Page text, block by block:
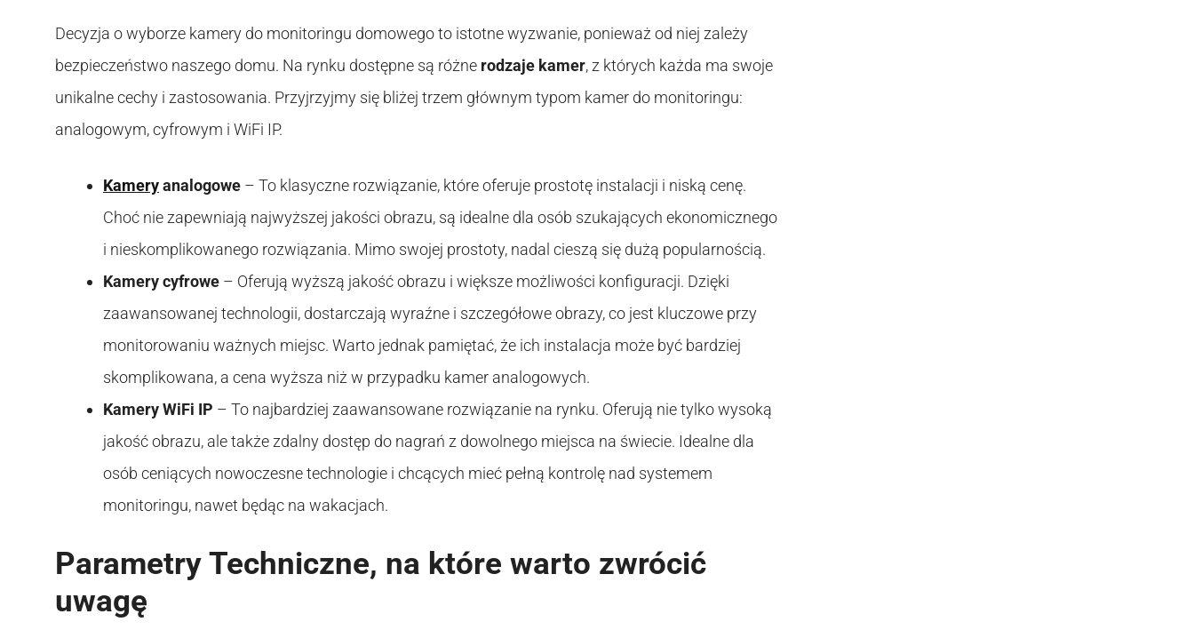
Decyzja o wyborze kamery do monitoringu domowego to istotne wyzwanie, ponieważ od niej zależy
bezpieczeństwo naszego domu. Na rynku dostępne są różne rodzaje kamer, z których każda ma swoje
unikalne cechy i zastosowania. Przyjrzyjmy się bliżej trzem głównym typom kamer do monitoringu:
analogowym, cyfrowym i WiFi IP.
Kameryanalogowe – To klasyczne rozwiązanie, które oferuje prostotę instalacji i niską cenę.
Choć nie zapewniają najwyższej jakości obrazu, są idealne dla osób szukających ekonomicznego
i nieskomplikowanego rozwiązania. Mimo swojej prostoty, nadal cieszą się dużą popularnością.
Kamery cyfrowe – Oferują wyższą jakość obrazu i większe możliwości konfiguracji. Dzięki
zaawansowanej technologii, dostarczają wyraźne i szczegółowe obrazy, co jest kluczowe przy
monitorowaniu ważnych miejsc. Warto jednak pamiętać, że ich instalacja może być bardziej
skomplikowana, a cena wyższa niż w przypadku kamer analogowych.
Kamery WiFi IP – To najbardziej zaawansowane rozwiązanie na rynku. Oferują nie tylko wysoką
jakość obrazu, ale także zdalny dostęp do nagrań z dowolnego miejsca na świecie. Idealne dla
osób ceniących nowoczesne technologie i chcących mieć pełną kontrolę nad systemem
monitoringu, nawet będąc na wakacjach.
Parametry Techniczne, na które warto zwrócić
uwagę